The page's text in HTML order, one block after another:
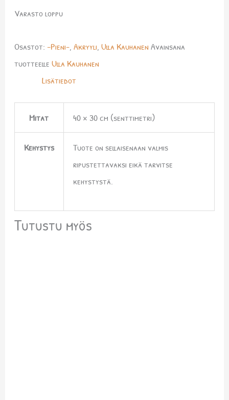
Varasto loppu
Osastot: -Pieni-, Akryyli, Ulla Kauhanen Avainsana
tuotteelle Ulla Kauhanen
Lisätiedot
Mitat 40 × 30 cm (senttimetri)
Kehystys
Tuote on sellaisenaan valmis
ripustettavaksi eikä tarvitse
kehystystä.
Tutustu myös